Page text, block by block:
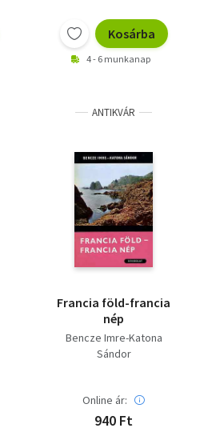
Kosárba
4 - 6 munkanap
ANTIKVÁR
Francia föld-francia
nép
Bencze Imre-Katona
Sándor
Online ár:
940 Ft